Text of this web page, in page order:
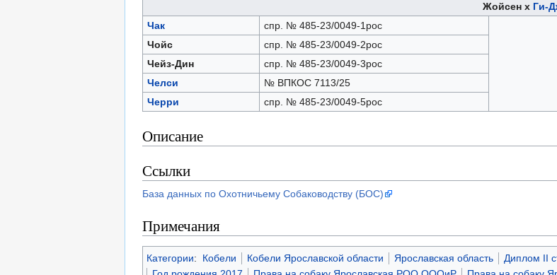
Жойсен х Ги-
Чак
спр. № 485-23/0049-1рос
Чойс
спр. № 485-23/0049-2рос
Чейз-Дин
спр. № 485-23/0049-3рос
Челси
№ ВПКОС 7113/25
Черри
спр. № 485-23/0049-5рос
Описание
Ссылки
База данных по Охотничьему Собаководству (БОС)
Примечания
Категории: Кобели Кобели Ярославской области Ярославская область Диплом II